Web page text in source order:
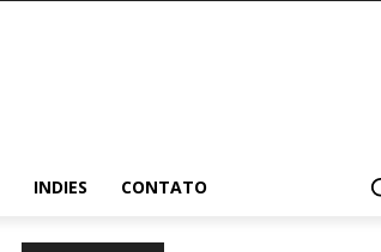
INDIES CONTATO